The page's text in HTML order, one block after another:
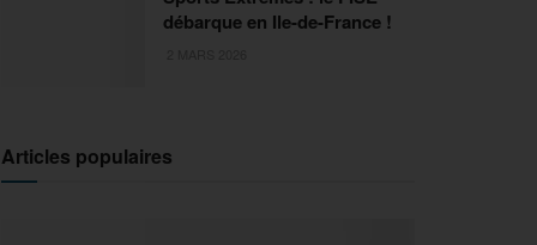
débarque en Ile-de-France !
Articles populaires